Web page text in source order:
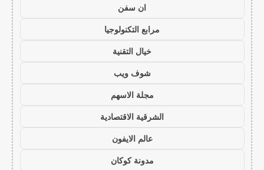
ان سفن
مرابع التكنولوجيا
خيال التقنية
شوف ويب
مجلة الاسهم
الشرقية الاقتصادية
عالم الايفون
مدونة كوكان